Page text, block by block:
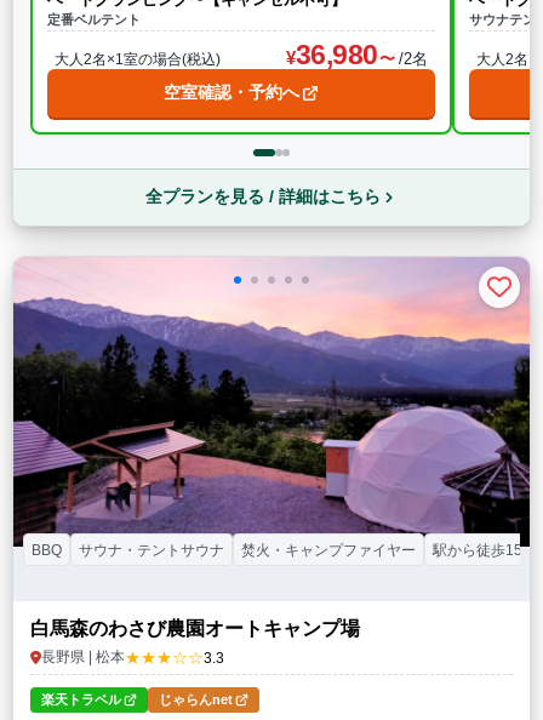
定番ベルテント
大人2名×1室の場合(税込) 36,980 /2名
空室確認・予約へ
サウナテン
大人2名
全プランを見る / 詳細はこちら
白馬森のわさび農園オートキャンプ場
長野県 | 松本★★★☆☆3.3
BBQ サウナ・テントサウナ 焚火・キャンプファイヤー 駅から徒歩15分
楽天トラベル じゃらんnet